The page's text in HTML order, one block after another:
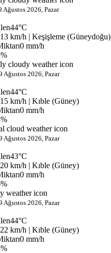
Ağustos 2026, Pazar
44°C
13 km/h | Keşişleme (Güneydoğu)
0 mm/h
Ağustos 2026, Pazar
44°C
15 km/h | Kıble (Güney)
0 mm/h
Ağustos 2026, Pazar
43°C
20 km/h | Kıble (Güney)
0 mm/h
Ağustos 2026, Pazar
44°C
22 km/h | Kıble (Güney)
0 mm/h